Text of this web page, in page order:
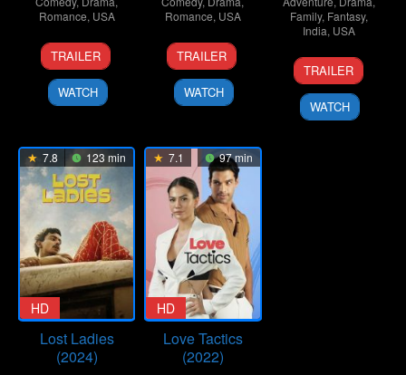
Romance, USA
30
Mar
1999
Gil
Junger
TRAILER
WATCH
Romance, USA
17
Jul
2009
Marc
Webb
TRAILER
WATCH
Family, Fantasy,
India, USA
19
Jan
2017
Lasse
Hallström
TRAILER
WATCH
7.8 123 min
HD
Lost Ladies
(2024)
7.1 97 min
HD
Love Tactics
(2022)